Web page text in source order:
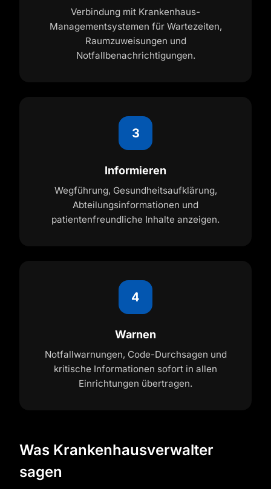
Verbindung mit Krankenhaus-
Managementsystemen für Wartezeiten,
Raumzuweisungen und
Notfallbenachrichtigungen.
3
Informieren
Wegführung, Gesundheitsaufklärung,
Abteilungsinformationen und
patientenfreundliche Inhalte anzeigen.
4
Warnen
Notfallwarnungen, Code-Durchsagen und
kritische Informationen sofort in allen
Einrichtungen übertragen.
Was Krankenhausverwalter
sagen